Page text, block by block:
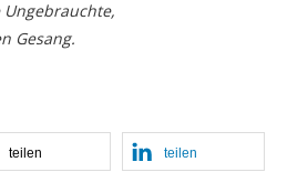
Gesang.
teilen teilen